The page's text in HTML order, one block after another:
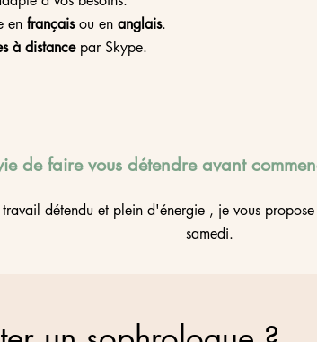
en françaisou en anglais.
à distancepar Skype. ​​​​​​
de faire vous détendre avant
détendu et plein d'énergie , je vous propose
samedi.